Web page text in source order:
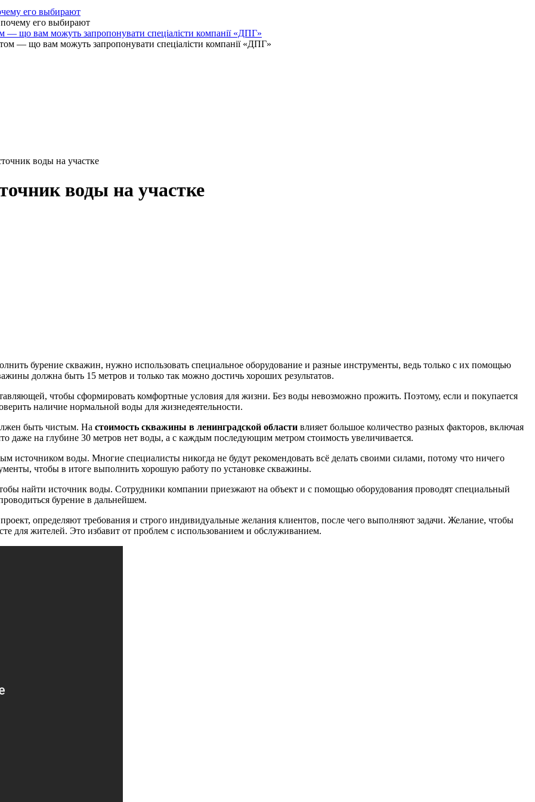
его выбирают
— що вам можуть запропонувати спеціалісти компанії «ДПГ»
воды на участке
воды на участке
бурение скважин, нужно использовать специальное оборудование и разные инструменты, ведь только с их помощью
должна быть 15 метров и только так можно достичь хороших результатов.
чтобы сформировать комфортные условия для жизни. Без воды невозможно прожить. Поэтому, если и покупается
наличие нормальной воды для жизнедеятельности.
быть чистым. На стоимость скважины в ленинградской области влияет большое количество разных факторов, включая
даже на глубине 30 метров нет воды, а с каждым последующим метром стоимость увеличивается.
источником воды. Многие специалисты никогда не будут рекомендовать всё делать своими силами, потому что ничего
чтобы в итоге выполнить хорошую работу по установке скважины.
найти источник воды. Сотрудники компании приезжают на объект и с помощью оборудования проводят специальный
бурение в дальнейшем.
определяют требования и строго индивидуальные желания клиентов, после чего выполняют задачи. Желание, чтобы
для жителей. Это избавит от проблем с использованием и обслуживанием.